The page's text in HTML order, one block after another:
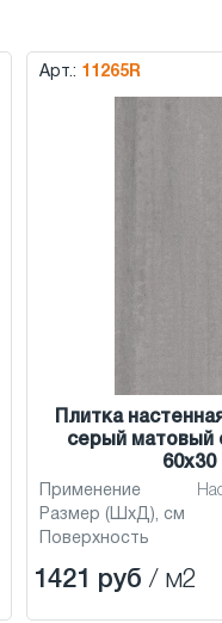
Арт.: 11265R
Плитка
серый матовый
60x30
Применение
Размер (ШхД), см
Поверхность
1421 руб / м2